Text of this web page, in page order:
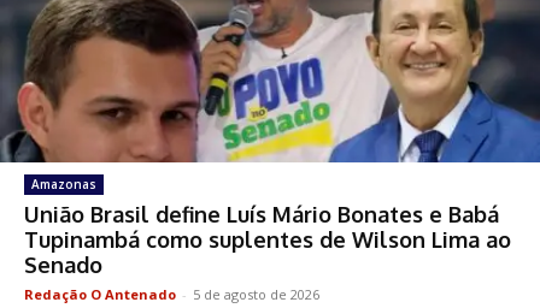
Amazonas
União Brasil define Luís Mário Bonates e Babá
Tupinambá como suplentes de Wilson Lima ao
Senado
Redação O Antenado - 5 de agosto de 2026